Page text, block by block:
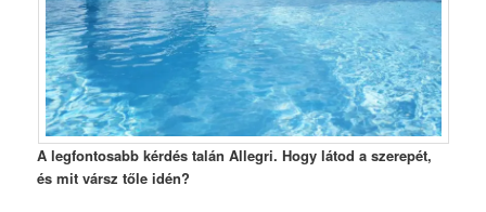
A legfontosabb kérdés talán Allegri. Hogy látod a szerepét,
és mit vársz tőle idén?